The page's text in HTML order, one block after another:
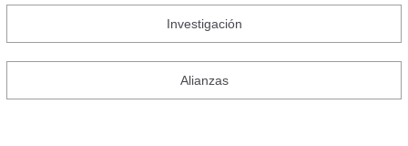
Investigación
Alianzas